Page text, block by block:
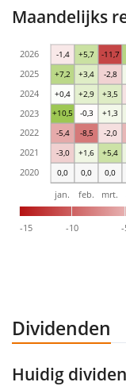
Maandelijks
0,0 0,0 0,0
-3,0 +1,6 +5,4
-5,4 -8,5 -2,0
+10,5 -0,3 +1,3
+0,4 +2,9 +3,5
+7,2 +3,4 -2,8
-1,4 +5,7 -11,7
-15 -10 -
jan. feb. mrt.
2020
2021
2022
2023
2024
2025
2026
Dividenden
Huidig